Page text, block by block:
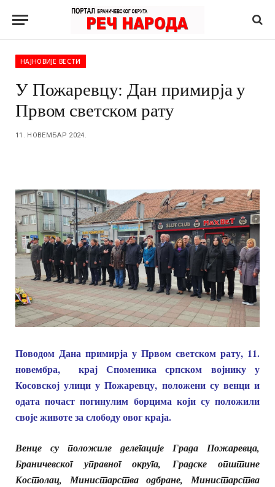
НАЈНОВИЈЕ ВЕСТИ
У Пожаревцу: Дан примирја у
Првом светском рату
11. НОВЕМБАР 2024.
Поводом Дана примирја у Првом светском рату, 11.
новембра, крај Споменика српском војнику у
Косовској улици у Пожаревцу, положени су венци и
одата почаст погинулим борцима који су положили
своје животе за слободу овог краја.
Венце су положиле делегације Града Пожаревца,
Браничевског управног округа, Градске општине
Костолац, Министарства одбране, Министарства